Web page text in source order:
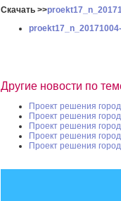
Скачать >>
Другие новости по
Проект решения
Проект решения
Проект решения
Проект решения
Проект решения